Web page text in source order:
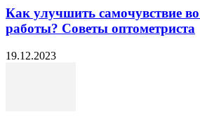
Как улучшить самочувствие
работы? Советы оптометриста
19.12.2023